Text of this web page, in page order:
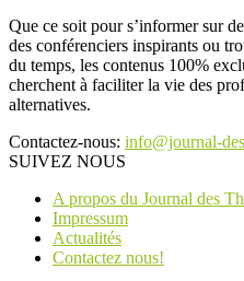
Que ce soit pour s’informer sur
des conférenciers inspirants ou
du temps, les contenus 100%
cherchent à faciliter la vie des
alternatives.
Contactez-nous: info@journal-
SUIVEZ NOUS
A propos du Journal des
Impressum
Actualités
Contactez nous!